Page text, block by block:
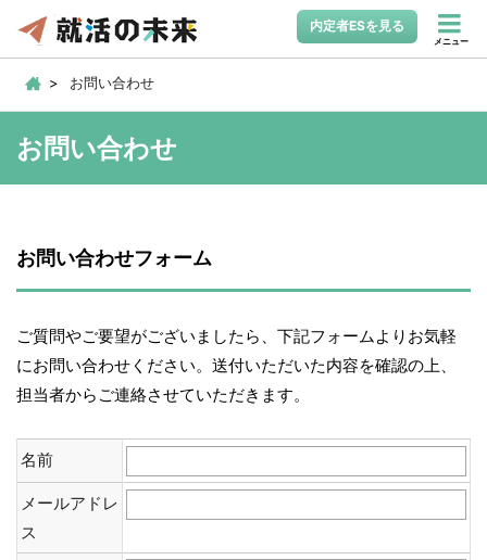
内定者ESを見る
メニュー
お問い合わせ
お問い合わせ
お問い合わせフォーム
ご質問やご要望がございましたら、下記フォームよりお気軽
にお問い合わせください。送付いただいた内容を確認の上、
担当者からご連絡させていただきます。
名前
メールアドレ
ス